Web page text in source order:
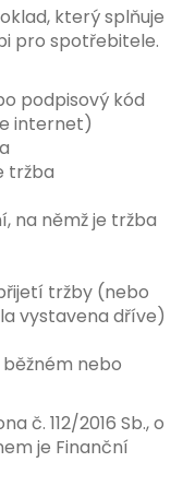
který splňuje
pro spotřebitele.
podpisový kód
internet)
tržba
na němž je tržba
tržby (nebo
vystavena dříve)
nebo
č. 112/2016 Sb., o
je Finanční